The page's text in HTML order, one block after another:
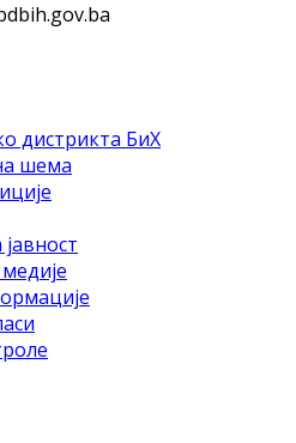
дистрикта БиХ
шема